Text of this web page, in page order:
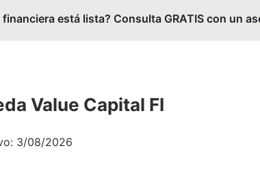
está lista? Consulta GRATIS con un
Value Capital FI
3/08/2026